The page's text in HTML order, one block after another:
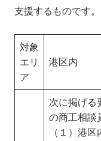
支援するものです。
対象
エリ
ア
港区内
次に掲げ
の商工相談
（１）港